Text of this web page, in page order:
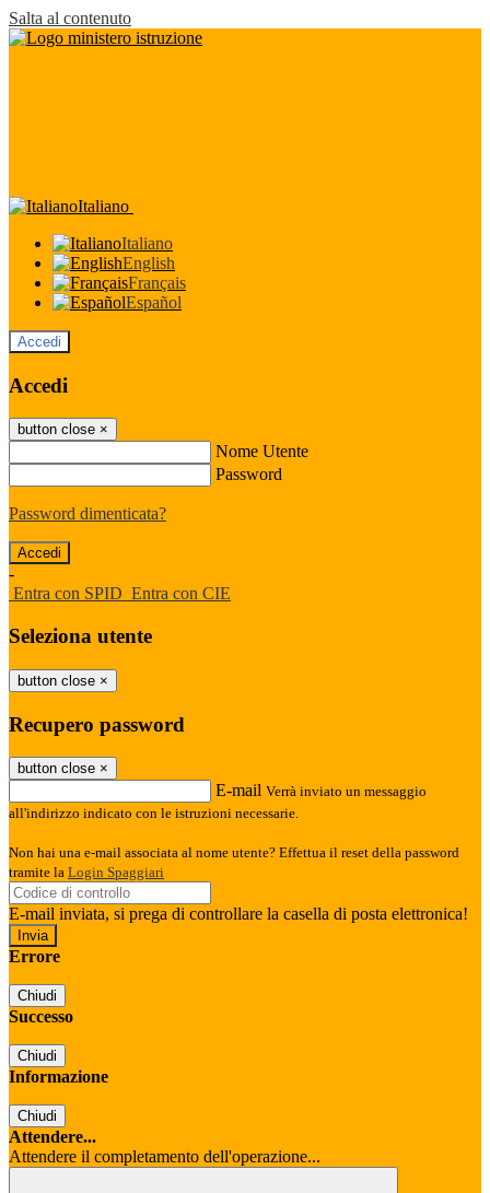
Salta al contenuto
Italiano
Italiano
English
Français
Español
Accedi
Accedi
button close ×
Nome Utente
Password
Password dimenticata?
-
Entra con SPID Entra con CIE
Seleziona utente
button close ×
Recupero password
button close ×
E-mail Verrà inviato un messaggio
all'indirizzo indicato con le istruzioni necessarie.
Non hai una e-mail associata al nome utente? Effettua il reset della password
tramite la Login Spaggiari
E-mail inviata, si prega di controllare la casella di posta elettronica!
Errore
Chiudi
Successo
Chiudi
Informazione
Chiudi
Attendere...
Attendere il completamento dell'operazione...